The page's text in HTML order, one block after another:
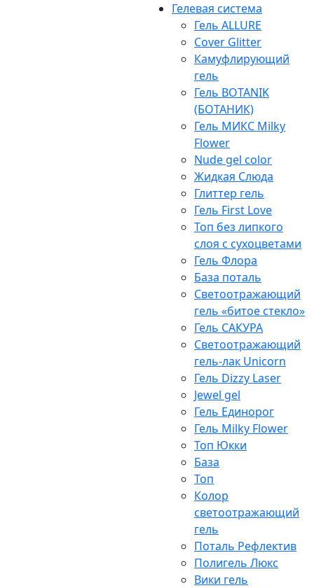
Гелевая система
Гель ALLURE
Cover Glitter
Камуфлирующий
гель
Гель BOTANIK
(БОТАНИК)
Гель МИКС Milky
Flower
Nude gel color
Жидкая Слюда
Глиттер гель
Гель First Love
Топ без липкого
слоя с сухоцветами
Гель Флора
База поталь
Светоотражающий
гель «битое стекло»
Гель САКУРА
Светоотражающий
гель-лак Unicorn
Гель Dizzy Laser
Jewel gel
Гель Единорог
Гель Milky Flower
Топ Юкки
База
Топ
Колор
светоотражающий
гель
Поталь Рефлектив
Полигель Люкс
Вики гель